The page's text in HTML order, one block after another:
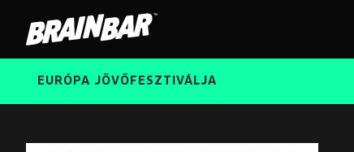
Bar
EURÓPA JÖVŐFESZTIVÁLJA